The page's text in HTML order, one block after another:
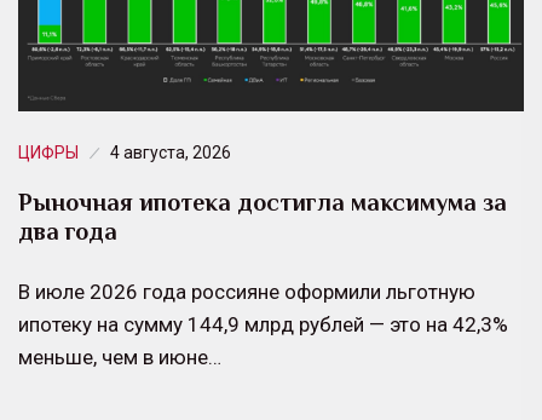
ЦИФРЫ 4 августа, 2026
Рыночная ипотека достигла максимума за
два года
В июле 2026 года россияне оформили льготную
ипотеку на сумму 144,9 млрд рублей — это на 42,3%
меньше, чем в июне…